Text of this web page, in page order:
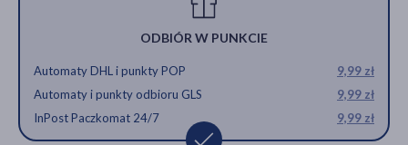
ODBIÓR W PUNKCIE
Automaty DHL i punkty POP
9,99 zł
Automaty i punkty odbioru GLS
9,99 zł
InPost Paczkomat 24/7
9,99 zł